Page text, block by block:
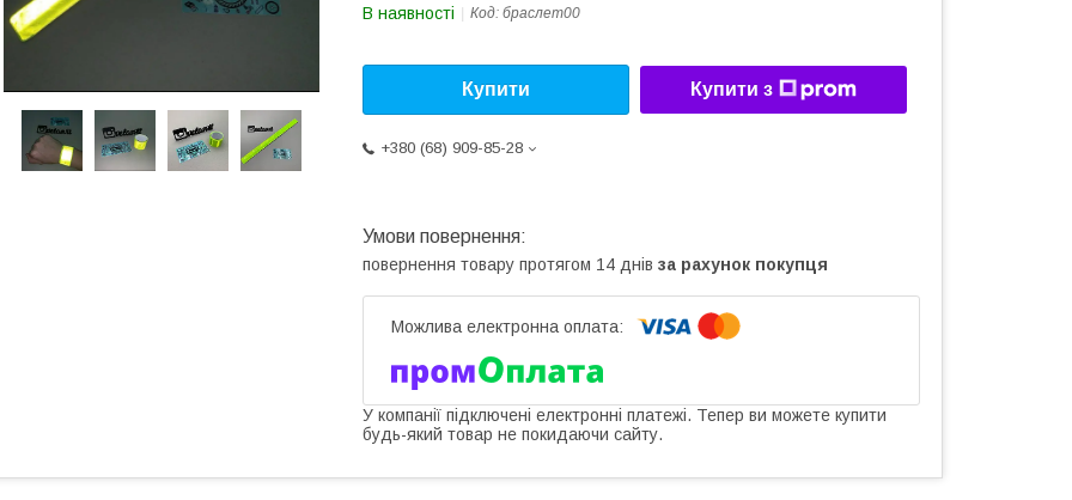
В наявності Код: браслет00
Купити Купити з
+380 (68) 909-85-28
повернення товару протягом 14 днів за рахунок покупця
У компанії підключені електронні платежі. Тепер ви можете купити
будь-який товар не покидаючи сайту.